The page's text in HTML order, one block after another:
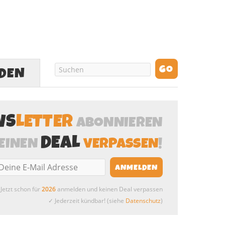
LETTERABONNIEREN
DEALVERPASSEN!
schon für2026anmelden und keinen Deal verpassen
✓ Jederzeit kündbar! (siehe Datenschutz)